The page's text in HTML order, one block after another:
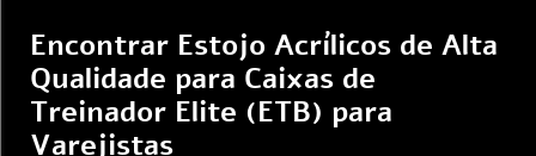
Encontrar Estojo Acrílicos de Alta
Qualidade para Caixas de
Treinador Elite (ETB) para
Varejistas